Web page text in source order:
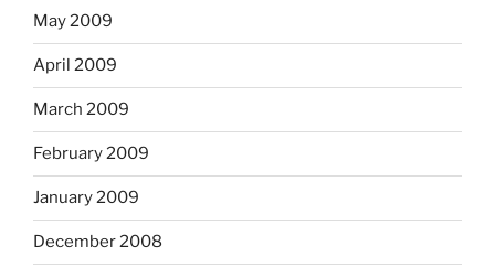
May 2009
April 2009
March 2009
February 2009
January 2009
December 2008